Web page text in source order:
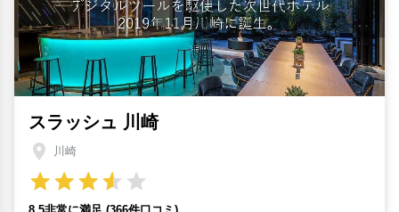
スラッシュ 川崎
川崎